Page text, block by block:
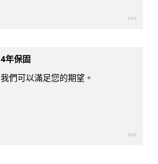
igus-
4年保固
我們可以滿足您的期望。
igus-